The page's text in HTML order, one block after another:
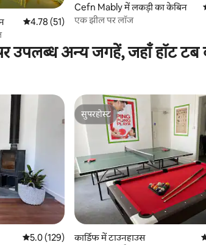
औसत रेटिंग 5 में से 4.78, 51 समीक्षाएँ
4.78 (51)
Cefn Mably में लकड़ी का केबिन
एक झील पर लॉज
उपलब्ध अन्य जगहें, जहाँ हॉट
औसत रेटिंग 5 में से 5.0, 129 समीक्षाएँ
5.0 (129)
सुपरहोस्ट
सुपरहोस्ट
कार्डिफ में टाउनहाउस